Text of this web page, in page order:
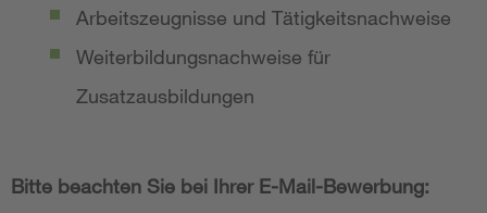
Arbeitszeugnisse und Tätigkeitsnachweise
Weiterbildungsnachweise für
Zusatzausbildungen
Bitte beachten Sie bei Ihrer E-Mail-Bewerbung: